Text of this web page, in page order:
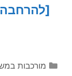
קטגוריות
מורכבות